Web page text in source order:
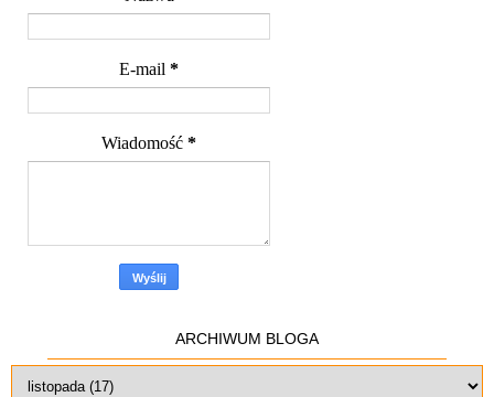
E-mail *
Wiadomość *
ARCHIWUM BLOGA